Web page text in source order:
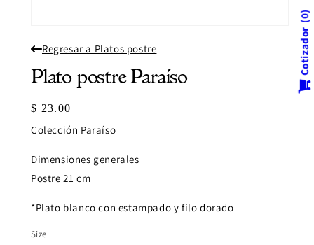
multimedia
en
una
modal
Regresar a Platos postre
Plato postre Paraíso
Precio
habitual
$ 23.00
Colección Paraíso
Dimensiones generales
Postre 21 cm
*Plato blanco con estampado y filo dorado
Size
Cotizador
0